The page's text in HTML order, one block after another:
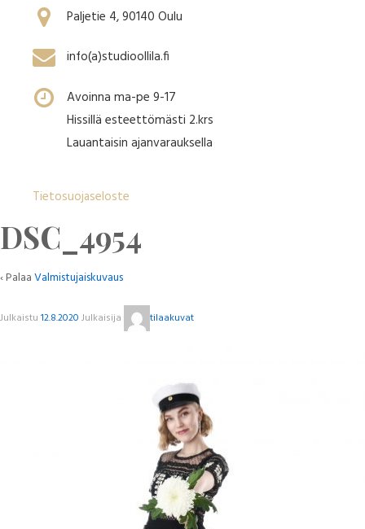
Paljetie 4, 90140 Oulu
info(a)studioollila.fi
Avoinna ma-pe 9-17
Hissillä esteettömästi 2.krs
Lauantaisin ajanvarauksella
Tietosuojaseloste
DSC_4954
‹ PalaaValmistujaiskuvaus
Julkaistu 12.8.2020 Julkaisija tilaakuvat